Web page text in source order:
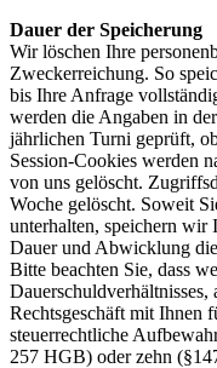
Dauer der Speicherung
Wir löschen Ihre
Zweckerreichung. So
bis Ihre Anfrage
werden die Angaben in
jährlichen Turni geprüft,
Session-Cookies werden
von uns gelöscht.
Woche gelöscht. Soweit
unterhalten, speichern wir
Dauer und Abwicklung
Bitte beachten Sie, dass
Dauerschuldverhältnisses,
Rechtsgeschäft mit Ihnen
steuerrechtliche
257 HGB) oder zehn